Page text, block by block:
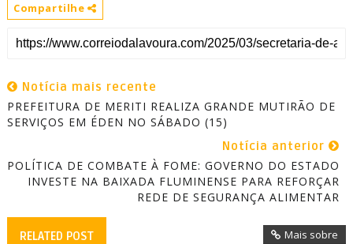
Compartilhe
Notícia mais recente
PREFEITURA DE MERITI REALIZA GRANDE MUTIRÃO DE
SERVIÇOS EM ÉDEN NO SÁBADO (15)
Notícia anterior
POLÍTICA DE COMBATE À FOME: GOVERNO DO ESTADO
INVESTE NA BAIXADA FLUMINENSE PARA REFORÇAR
REDE DE SEGURANÇA ALIMENTAR
RELATED POST Mais sobre